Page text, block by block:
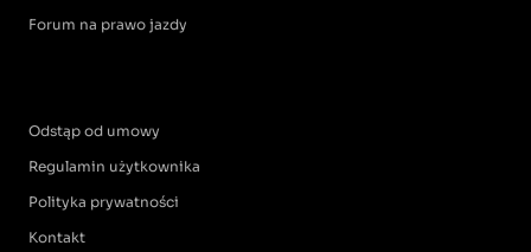
Forum na prawo jazdy
Odstąp od umowy
Regulamin użytkownika
Polityka prywatności
Kontakt